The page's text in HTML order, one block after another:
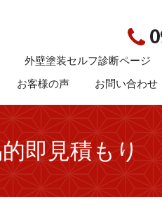
外壁塗装セルフ診断ページ
お客様の声 お問い合わせ
即見積もり